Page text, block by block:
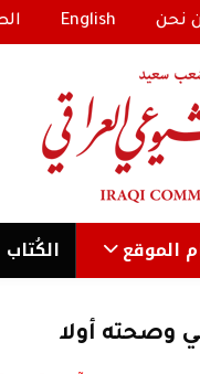
نحن English
الموقع الكُتاب
وصحته أولا